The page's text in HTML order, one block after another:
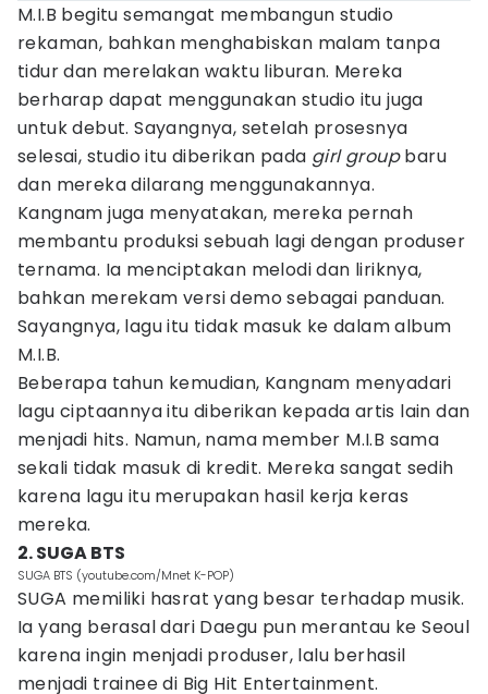
M.I.B begitu semangat membangun studio
rekaman, bahkan menghabiskan malam tanpa
tidur dan merelakan waktu liburan. Mereka
berharap dapat menggunakan studio itu juga
untuk debut. Sayangnya, setelah prosesnya
selesai, studio itu diberikan pada girl groupbaru
dan mereka dilarang menggunakannya.
Kangnam juga menyatakan, mereka pernah
membantu produksi sebuah lagi dengan produser
ternama. Ia menciptakan melodi dan liriknya,
bahkan merekam versi demo sebagai panduan.
Sayangnya, lagu itu tidak masuk ke dalam album
M.I.B.
Beberapa tahun kemudian, Kangnam menyadari
lagu ciptaannya itu diberikan kepada artis lain dan
menjadi hits. Namun, nama member M.I.B sama
sekali tidak masuk di kredit. Mereka sangat sedih
karena lagu itu merupakan hasil kerja keras
mereka.
2. SUGA BTS
SUGA BTS (youtube.com/Mnet K-POP)
SUGA memiliki hasrat yang besar terhadap musik.
Ia yang berasal dari Daegu pun merantau ke Seoul
karena ingin menjadi produser, lalu berhasil
menjadi trainee di Big Hit Entertainment.